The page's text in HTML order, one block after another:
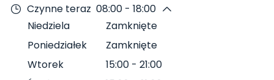
Czynne teraz 08:00 - 18:00
Niedziela
Zamknięte
Poniedziałek
Zamknięte
Wtorek
15:00 - 21:00